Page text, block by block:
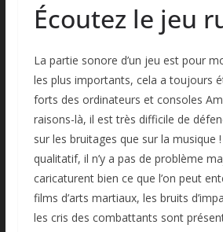
Écoutez le jeu
La partie sonore d’un jeu est pour
les plus importants, cela a toujours
forts des ordinateurs et consoles
raisons-là, il est très difficile de
sur les bruitages que sur la musique
qualitatif, il n’y a pas de problème
caricaturent bien ce que l’on peut
films d’arts martiaux, les bruits
les cris des combattants sont